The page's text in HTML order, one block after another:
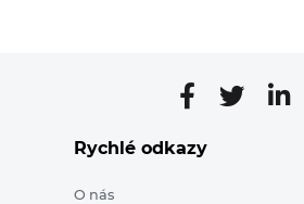
Rychlé odkazy
O nás